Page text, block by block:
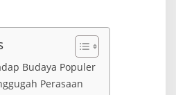
k
I
s
Budaya Populer
Perasaan